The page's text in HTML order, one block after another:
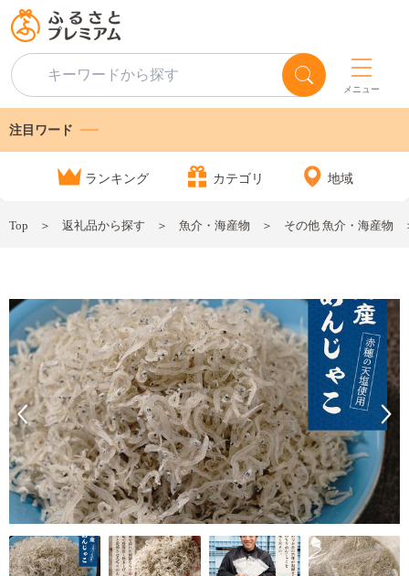
メニュー
注目ワード
ランキング カテゴリ 地域
Top 返礼品から探す 魚介・海産物 その他 魚介・海産物